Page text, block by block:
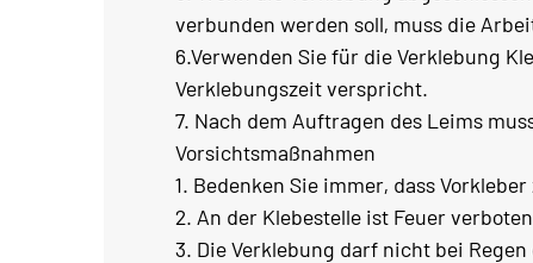
verbunden werden soll, muss die
6.Verwenden Sie für die Verklebung
Verklebungszeit verspricht.
7. Nach dem Auftragen des Leims
Vorsichtsmaßnahmen
1. Bedenken Sie immer, dass
2. An der Klebestelle ist Feuer
3. Die Verklebung darf nicht bei